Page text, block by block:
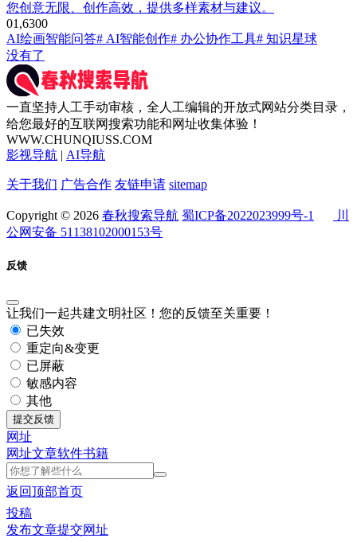
您创意无限、创作高效，提供多样素材与建议。
01,6300
AI绘画智能问答# AI智能创作# 办公协作工具# 知识星球
没有了
一直坚持人工手动审核，全人工编辑的开放式网站分类目录，
给您最好的互联网搜索功能和网址收集体验！
WWW.CHUNQIUSS.COM
影视导航 | AI导航
关于我们 广告合作 友链申请 sitemap
Copyright © 2026 春秋搜索导航 蜀ICP备2022023999号-1
川
公网安备 51138102000153号
反馈
让我们一起共建文明社区！您的反馈至关重要！
已失效
重定向&变更
已屏蔽
敏感内容
其他
提交反馈
网址
网址文章软件书籍
返回顶部首页
投稿
发布文章提交网址